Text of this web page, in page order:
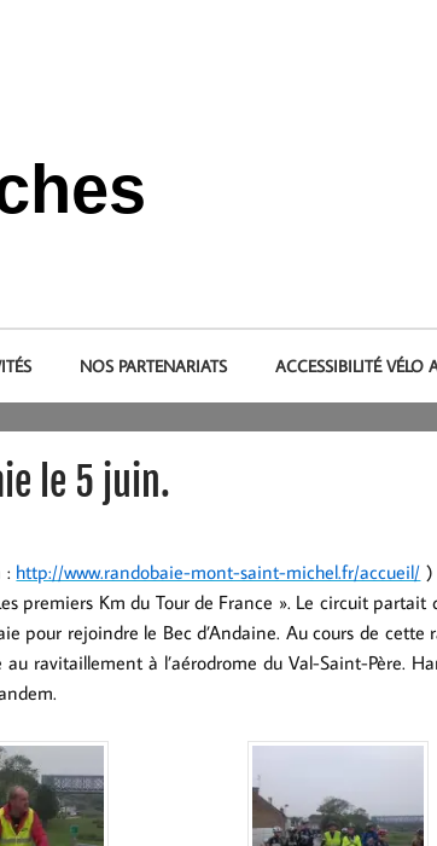
NOS PARTENARIATS ACCESSIBILITÉ
le 5 juin.
: http://www.randobaie-mont-saint-michel.fr/accueil/ )
premiers Km du Tour de France ». Le circuit partait
pour rejoindre le Bec d’Andaine. Au cours de cette
ravitaillement à l’aérodrome du Val-Saint-Père.